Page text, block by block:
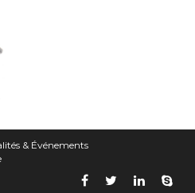
& Événements